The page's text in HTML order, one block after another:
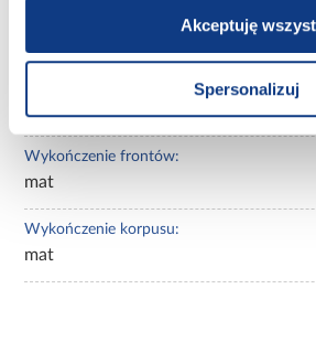
Akceptuję
Spersonalizuj
Wykończenie frontów:
mat
Wykończenie korpusu:
mat